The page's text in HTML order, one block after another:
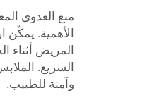
منع العدوى
الأهمية. يمكّن
المريض أثناء
وآمنة للطبيب.